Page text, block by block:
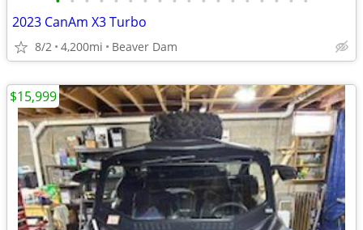
2023 CanAm X3 Turbo
8/2 4,200mi Beaver Dam
$15,999